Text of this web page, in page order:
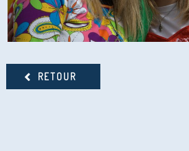
RETOUR